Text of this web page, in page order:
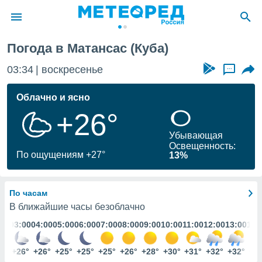
о
Вы можете
к этому
доступ
Погода в Матансас (Куба)
03:34 воскресенье ...
Облачно и ясно
+26°
По ощущениям +27°
Убывающая
Освещенность:
13%
По часам
В ближайшие часы безоблачно
03:00
+26°
04:00
+26°
05:00
+25°
06:00
+25°
07:00
+25°
08:00
+26°
09:00
+28°
10:00
+30°
11:00
+31°
12:00
+32°
13:00
+32°